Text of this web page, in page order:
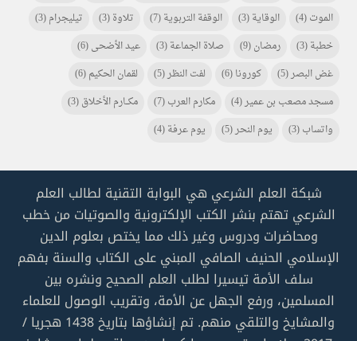
الموت(4) الوقاية(3) الوقفة التربوية(7) تلاوة(3) تيليجرام(3)
خطبة(3) رمضان(9) صلاة الجماعة(3) عيد الأضحى(6)
غض البصر(5) كورونا(6) لفت النظر(5) لقمان الحكيم(6)
مسجد مصعب بن عمير(4) مكارم العرب(7) مكـــارم الأخلاق(3)
واتساب(3) يوم النحر(5) يوم عرفة(4)
شبكة العلم الشرعي هي البوابة التقنية لطالب العلم
الشرعي تهتم بنشر الكتب الإلكترونية والصوتيات من خطب
ومحاضرات ودروس وغير ذلك مما يختص بعلوم الدين
الإسلامي الحنيف الصافي المبني على الكتاب والسنة بفهم
سلف الأمة تيسيرا لطلب العلم الصحيح ونشره بين
المسلمين، ورفع الجهل عن الأمة، وتقريب الوصول للعلماء
والمشايخ والتلقي منهم. تم إنشاؤها بتاريخ 1438 هجريا /